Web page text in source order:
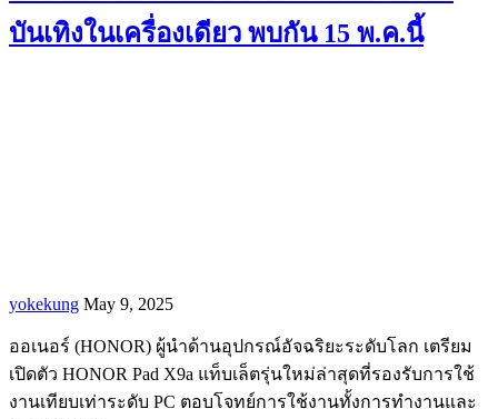
บันเทิงในเครื่องเดียว พบกัน 15 พ.ค.นี้
yokekung May 9, 2025
ออเนอร์ (HONOR) ผู้นำด้านอุปกรณ์อัจฉริยะระดับโลก เตรียม
เปิดตัว HONOR Pad X9a แท็บเล็ตรุ่นใหม่ล่าสุดที่รองรับการใช้
งานเทียบเท่าระดับ PC ตอบโจทย์การใช้งานทั้งการทำงานและ